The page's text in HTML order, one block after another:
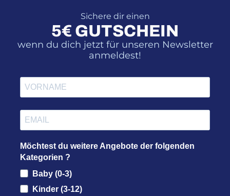
Sichere dir einen
5€ GUTSCHEIN
wenn du dich jetzt für unseren Newsletter
anmeldest!
Möchtest du weitere Angebote der folgenden
Kategorien ?
Baby (0-3)
Kinder (3-12)